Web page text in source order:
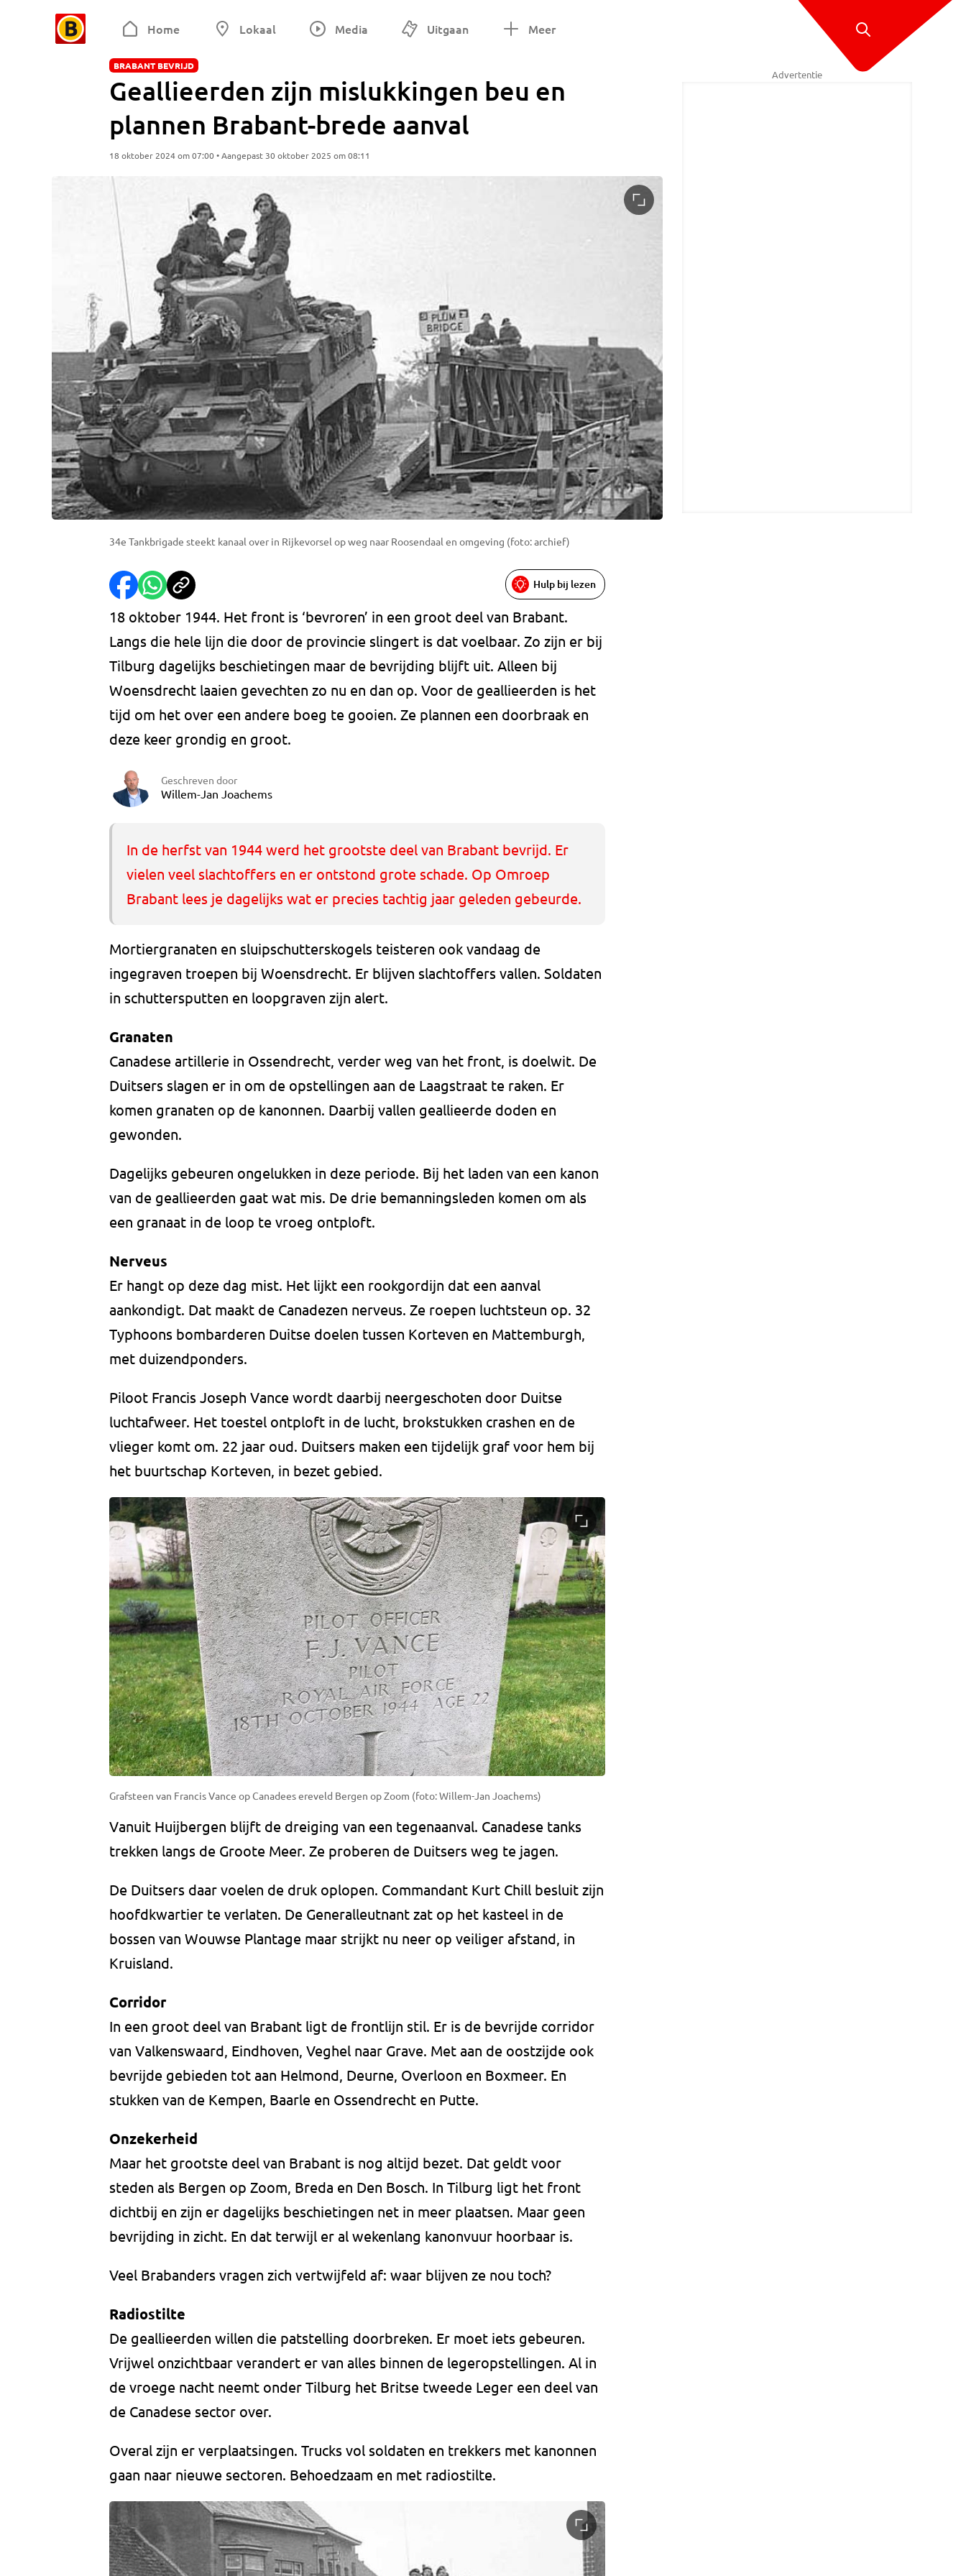
Home Lokaal Media Uitgaan Meer
BRABANT BEVRIJD
Geallieerden zijn mislukkingen beu en
plannen Brabant-brede aanval
18 oktober 2024 om 07:00 • Aangepast 30 oktober 2025 om 08:11
34e Tankbrigade steekt kanaal over in Rijkevorsel op weg naar Roosendaal en omgeving (foto: archief)
Hulp bij lezen
18 oktober 1944. Het front is ‘bevroren’ in een groot deel van Brabant.
Langs die hele lijn die door de provincie slingert is dat voelbaar. Zo zijn er bij
Tilburg dagelijks beschietingen maar de bevrijding blijft uit. Alleen bij
Woensdrecht laaien gevechten zo nu en dan op. Voor de geallieerden is het
tijd om het over een andere boeg te gooien. Ze plannen een doorbraak en
deze keer grondig en groot.
Geschreven door
Willem-Jan Joachems
In de herfst van 1944 werd het grootste deel van Brabant bevrijd. Er
vielen veel slachtoffers en er ontstond grote schade. Op Omroep
Brabant lees je dagelijks wat er precies tachtig jaar geleden gebeurde.
Mortiergranaten en sluipschutterskogels teisteren ook vandaag de
ingegraven troepen bij Woensdrecht. Er blijven slachtoffers vallen. Soldaten
in schuttersputten en loopgraven zijn alert.
Granaten
Canadese artillerie in Ossendrecht, verder weg van het front, is doelwit. De
Duitsers slagen er in om de opstellingen aan de Laagstraat te raken. Er
komen granaten op de kanonnen. Daarbij vallen geallieerde doden en
gewonden.
Dagelijks gebeuren ongelukken in deze periode. Bij het laden van een kanon
van de geallieerden gaat wat mis. De drie bemanningsleden komen om als
een granaat in de loop te vroeg ontploft.
Nerveus
Er hangt op deze dag mist. Het lijkt een rookgordijn dat een aanval
aankondigt. Dat maakt de Canadezen nerveus. Ze roepen luchtsteun op. 32
Typhoons bombarderen Duitse doelen tussen Korteven en Mattemburgh,
met duizendponders.
Piloot Francis Joseph Vance wordt daarbij neergeschoten door Duitse
luchtafweer. Het toestel ontploft in de lucht, brokstukken crashen en de
vlieger komt om. 22 jaar oud. Duitsers maken een tijdelijk graf voor hem bij
het buurtschap Korteven, in bezet gebied.
Grafsteen van Francis Vance op Canadees ereveld Bergen op Zoom (foto: Willem-Jan Joachems)
Vanuit Huijbergen blijft de dreiging van een tegenaanval. Canadese tanks
trekken langs de Groote Meer. Ze proberen de Duitsers weg te jagen.
De Duitsers daar voelen de druk oplopen. Commandant Kurt Chill besluit zijn
hoofdkwartier te verlaten. De Generalleutnant zat op het kasteel in de
bossen van Wouwse Plantage maar strijkt nu neer op veiliger afstand, in
Kruisland.
Corridor
In een groot deel van Brabant ligt de frontlijn stil. Er is de bevrijde corridor
van Valkenswaard, Eindhoven, Veghel naar Grave. Met aan de oostzijde ook
bevrijde gebieden tot aan Helmond, Deurne, Overloon en Boxmeer. En
stukken van de Kempen, Baarle en Ossendrecht en Putte.
Onzekerheid
Maar het grootste deel van Brabant is nog altijd bezet. Dat geldt voor
steden als Bergen op Zoom, Breda en Den Bosch. In Tilburg ligt het front
dichtbij en zijn er dagelijks beschietingen net in meer plaatsen. Maar geen
bevrijding in zicht. En dat terwijl er al wekenlang kanonvuur hoorbaar is.
Veel Brabanders vragen zich vertwijfeld af: waar blijven ze nou toch?
Radiostilte
De geallieerden willen die patstelling doorbreken. Er moet iets gebeuren.
Vrijwel onzichtbaar verandert er van alles binnen de legeropstellingen. Al in
de vroege nacht neemt onder Tilburg het Britse tweede Leger een deel van
de Canadese sector over.
Overal zijn er verplaatsingen. Trucks vol soldaten en trekkers met kanonnen
gaan naar nieuwe sectoren. Behoedzaam en met radiostilte.
Advertentie